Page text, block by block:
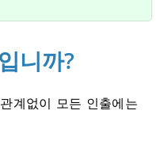
니까?
계없이 모든 인출에는